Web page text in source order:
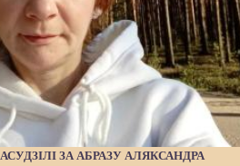
ЗА АБРАЗУ АЛЯКСАНДРА